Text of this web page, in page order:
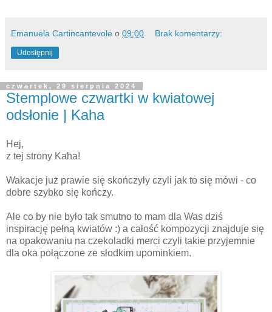
Emanuela Cartincantevole o 09:00 Brak komentarzy:
Udostępnij
czwartek, 29 sierpnia 2024
Stemplowe czwartki w kwiatowej
odsłonie | Kaha
Hej,
z tej strony Kaha!
Wakacje już prawie się skończyły czyli jak to się mówi - co
dobre szybko się kończy.
Ale co by nie było tak smutno to mam dla Was dziś
inspirację pełną kwiatów :) a całość kompozycji znajduje się
na opakowaniu na czekoladki merci czyli takie przyjemnie
dla oka połączone ze słodkim upominkiem.